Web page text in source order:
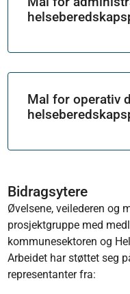
Mal for operativ
Bidragsytere
Øvelsene, veilederen og
prosjektgruppe med
kommunesektoren og
Arbeidet har støttet seg
representanter fra: